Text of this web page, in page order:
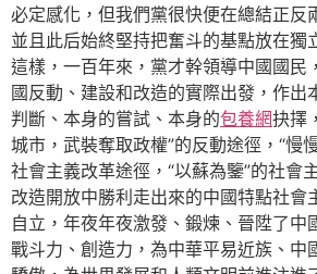
必定感化，但我們黨很快便在總結正反
並且此后始終堅持把奮斗的基點放在獨
這樣，一百年來，黨才幹領導中國國民
國反動、建設和改造的實際出發，作出
判斷、本身的嘗試、本身的包養網抉擇
城市，武裝奪取政權”的反動途徑，“慢
社會主義改革途徑，“以蘇為鑒”的社會
改造開放中勝利走出來的中國特點社會
自立，年夜年夜激發、鍛煉、晉陞了中
戰斗力、創造力，為中華平易近族、中